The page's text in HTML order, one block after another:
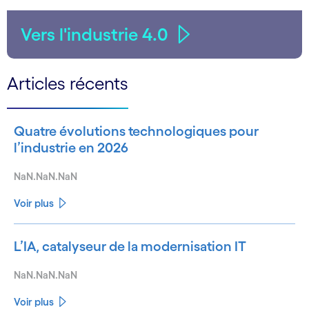
Vers l'industrie 4.0
Articles récents
Quatre évolutions technologiques pour
l’industrie en 2026
NaN.NaN.NaN
Voir plus
L’IA, catalyseur de la modernisation IT
NaN.NaN.NaN
Voir plus